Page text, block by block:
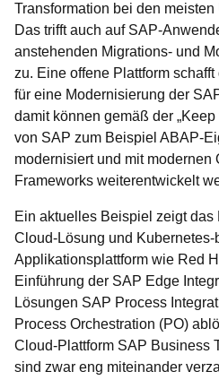
Transformation bei den
Das trifft auch auf SAP-
anstehenden Migrations- und
zu. Eine offene Plattform
für eine Modernisierung der
damit können gemäß der
von SAP zum Beispiel ABAP-
modernisiert und mit modernen
Frameworks weiterentwickelt
Ein aktuelles Beispiel zeigt
Cloud-Lösung und Kubernetes-
Applikationsplattform wie Red
Einführung der SAP Edge
Lösungen SAP Process
Process Orchestration (PO)
Cloud-Plattform SAP Business
sind zwar eng miteinander